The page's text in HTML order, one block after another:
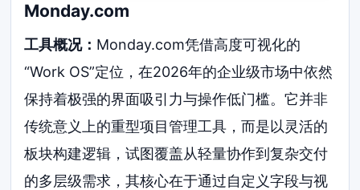
Monday.com
工具概况： Monday.com凭借高度可视化的
“Work OS”定位，在2026年的企业级市场中依然
保持着极强的界面吸引力与操作低门槛。它并非
传统意义上的重型项目管理工具，而是以灵活的
板块构建逻辑，试图覆盖从轻量协作到复杂交付
的多层级需求，其核心在于通过自定义字段与视